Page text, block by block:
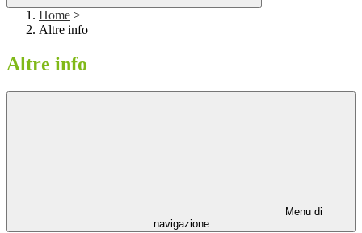
Home >
Altre info
Altre info
Menu di
navigazione